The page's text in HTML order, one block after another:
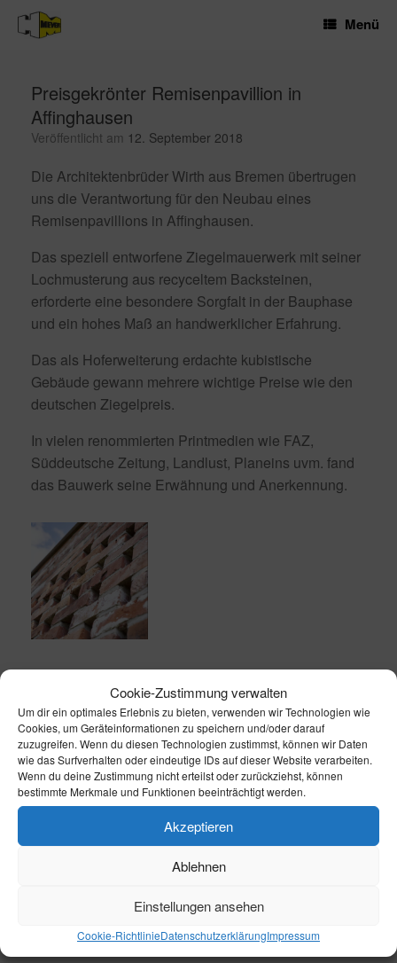
Cookie-Zustimmung verwalten
Um dir ein optimales Erlebnis zu bieten, verwenden wir Technologien wie
Cookies, um Geräteinformationen zu speichern und/oder darauf
zuzugreifen. Wenn du diesen Technologien zustimmst, können wir Daten
wie das Surfverhalten oder eindeutige IDs auf dieser Website verarbeiten.
Wenn du deine Zustimmung nicht erteilst oder zurückziehst, können
bestimmte Merkmale und Funktionen beeinträchtigt werden.
Akzeptieren
Ablehnen
Einstellungen ansehen
Cookie-RichtlinieDatenschutzerklärungImpressum
Inhalt
springen
Menü
Preisgekrönter Remisenpavillion in
Affinghausen
Veröffentlicht am 12. September 2018
Die Architektenbrüder Wirth aus Bremen übertrugen
uns die Verantwortung für den Neubau eines
Remisenpavillions in Affinghausen.
Das speziell entworfene Ziegelmauerwerk mit seiner
Lochmusterung aus recyceltem Backsteinen,
erforderte eine besondere Sorgfalt in der Bauphase
und ein hohes Maß an handwerklicher Erfahrung.
Das als Hoferweiterung erdachte kubistische
Gebäude gewann mehrere wichtige Preise wie den
deutschen Ziegelpreis.
In vielen renommierten Printmedien wie FAZ,
Süddeutsche Zeitung, Landlust, Planeins uvm. fand
das Bauwerk seine Erwähnung und Anerkennung.